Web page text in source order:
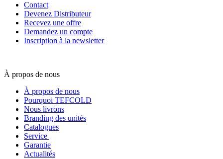
Contact
Devenez Distributeur
Recevez une offre
Demandez un compte
Inscription à la newsletter
À propos de nous
À propos de nous
Pourquoi TEFCOLD
Nous livrons
Branding des unités
Catalogues
Service
Garantie
Actualités